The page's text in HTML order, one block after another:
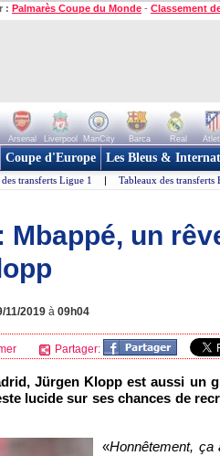
: Palmarès Coupe du Monde - Classement
Arsenal Liverpool ManCity Barca Real
Coupe d'Europe Les Bleus &
transferts Ligue 1 | Tableaux des transferts
un
11/2019 à 09h04
Partager:
Jürgen Klopp est aussi un
lucide sur ses chances de
«Honnêtement,